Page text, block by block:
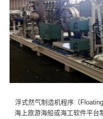
浮式然气制造机程序（
海上旅游海船或海工软件平台